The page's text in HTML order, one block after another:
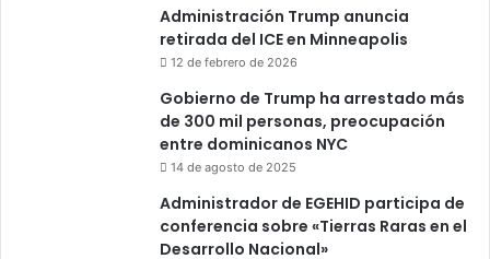
Administración Trump anuncia
retirada del ICE en Minneapolis
12 de febrero de 2026
Gobierno de Trump ha arrestado más
de 300 mil personas, preocupación
entre dominicanos NYC
14 de agosto de 2025
Administrador de EGEHID participa de
conferencia sobre «Tierras Raras en el
Desarrollo Nacional»